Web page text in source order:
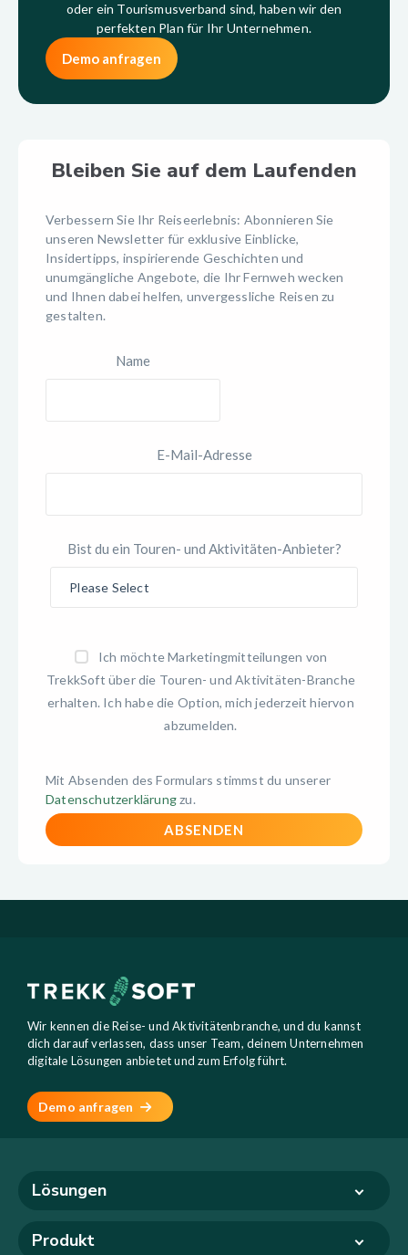
oder ein Tourismusverband sind, haben wir den
perfekten Plan für Ihr Unternehmen.
Demo anfragen
Bleiben Sie auf dem Laufenden
Verbessern Sie Ihr Reiseerlebnis: Abonnieren Sie
unseren Newsletter für exklusive Einblicke,
Insidertipps, inspirierende Geschichten und
unumgängliche Angebote, die Ihr Fernweh wecken
und Ihnen dabei helfen, unvergessliche Reisen zu
gestalten.
Name
E-Mail-Adresse
Bist du ein Touren- und Aktivitäten-Anbieter?
Ich möchte Marketingmitteilungen von
TrekkSoft über die Touren- und Aktivitäten-Branche
erhalten. Ich habe die Option, mich jederzeit hiervon
abzumelden.
Mit Absenden des Formulars stimmst du unserer
Datenschutzerklärungzu.
Wir kennen die Reise- und Aktivitätenbranche, und du kannst
dich darauf verlassen, dass unser Team, deinem Unternehmen
digitale Lösungen anbietet und zum Erfolg führt.
Demo anfragen
Lösungen
Produkt